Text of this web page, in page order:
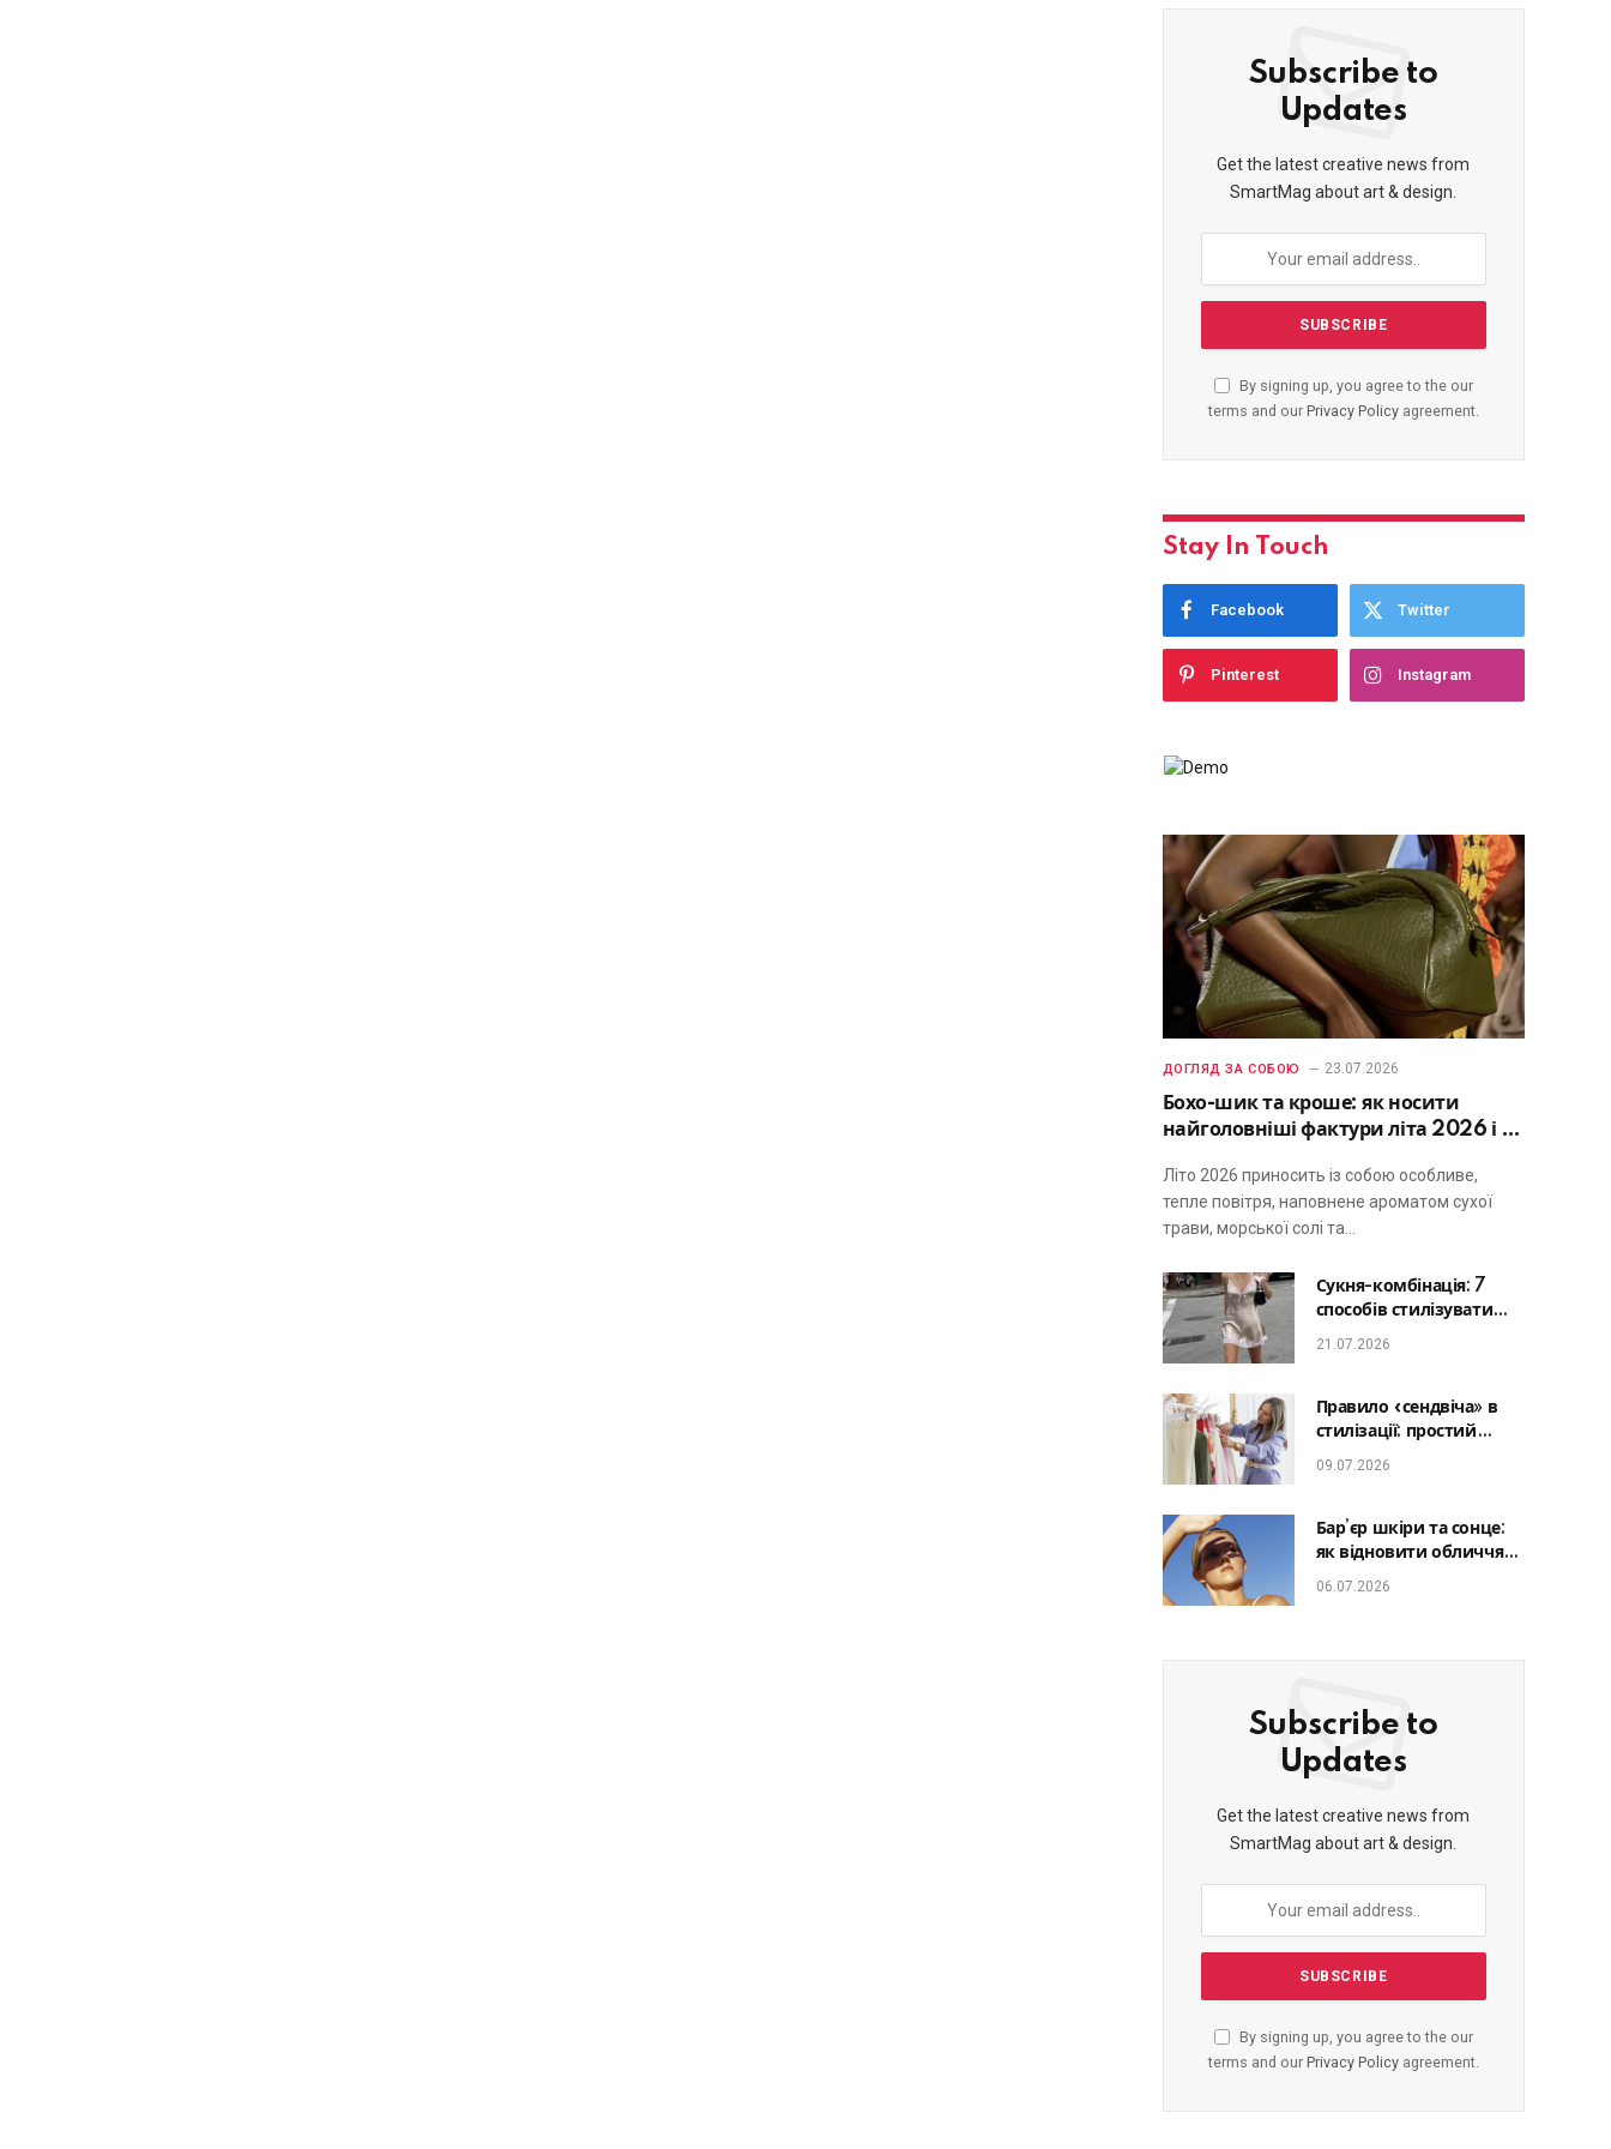
Subscribe to
Updates
Get the latest creative news from
SmartMag about art & design.
By signing up, you agree to the our
terms and our Privacy Policyagreement.
Stay In Touch
Facebook Twitter
Pinterest Instagram
ДОГЛЯД ЗА СОБОЮ 23.07.2026
Бохо-шик та кроше: як носити
найголовніші фактури літа 2026 і не
Літо 2026 приносить із собою особливе,
тепле повітря, наповнене ароматом сухої
трави, морської солі та…
Сукня-комбінація: 7
способів стилізувати
головну базу літа від
21.07.2026
Правило «сендвіча» в
стилізації: простий
лайфхак, який зробить
09.07.2026
Бар’єр шкіри та сонце:
як відновити обличчя
після відпустки та
06.07.2026
Subscribe to
Updates
Get the latest creative news from
SmartMag about art & design.
By signing up, you agree to the our
terms and our Privacy Policyagreement.